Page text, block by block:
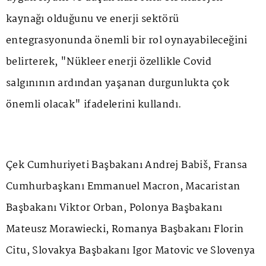
kaynağı olduğunu ve enerji sektörü
entegrasyonunda önemli bir rol oynayabileceğini
belirterek, "Nükleer enerji özellikle Covid
salgınının ardından yaşanan durgunlukta çok
önemli olacak" ifadelerini kullandı.
Çek Cumhuriyeti Başbakanı Andrej Babiš, Fransa
Cumhurbaşkanı Emmanuel Macron, Macaristan
Başbakanı Viktor Orban, Polonya Başbakanı
Mateusz Morawiecki, Romanya Başbakanı Florin
Citu, Slovakya Başbakanı Igor Matovic ve Slovenya